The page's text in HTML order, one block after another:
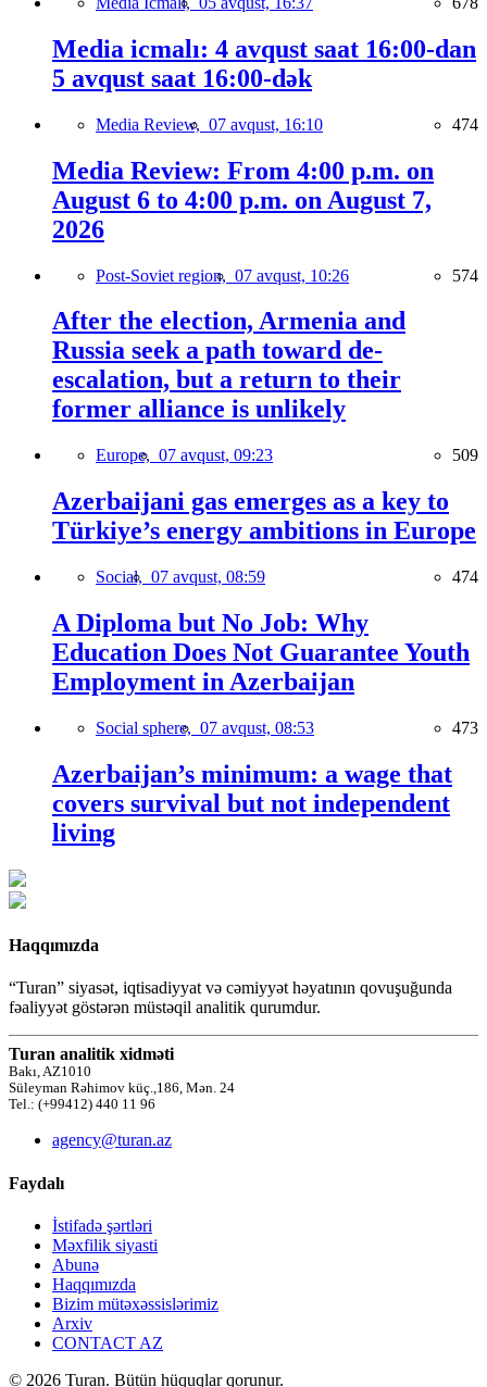
Media icmalı: 4 avqust saat 16:00-dan
5 avqust saat 16:00-dək
Media Review, 07 avqust, 16:10 474
Media Review: From 4:00 p.m. on
August 6 to 4:00 p.m. on August 7,
2026
Post-Soviet region, 07 avqust, 10:26 574
After the election, Armenia and
Russia seek a path toward de-
escalation, but a return to their
former alliance is unlikely
Europe, 07 avqust, 09:23 509
Azerbaijani gas emerges as a key to
Türkiye’s energy ambitions in Europe
Social, 07 avqust, 08:59 474
A Diploma but No Job: Why
Education Does Not Guarantee Youth
Employment in Azerbaijan
Social sphere, 07 avqust, 08:53 473
Azerbaijan’s minimum: a wage that
covers survival but not independent
living
Haqqımızda
“Turan” siyasət, iqtisadiyyat və cəmiyyət həyatının qovuşuğunda
fəaliyyət göstərən müstəqil analitik qurumdur.
Turan analitik xidməti
Bakı, AZ1010
Süleyman Rəhimov küç.,186, Mən. 24
Tel.: (+99412) 440 11 96
agency@turan.az
Faydalı
İstifadə şərtləri
Məxfilik siyasti
Abunə
Haqqımızda
Bizim mütəxəssislərimiz
Arxiv
CONTACT AZ
© 2026 Turan. Bütün hüquqlar qorunur.